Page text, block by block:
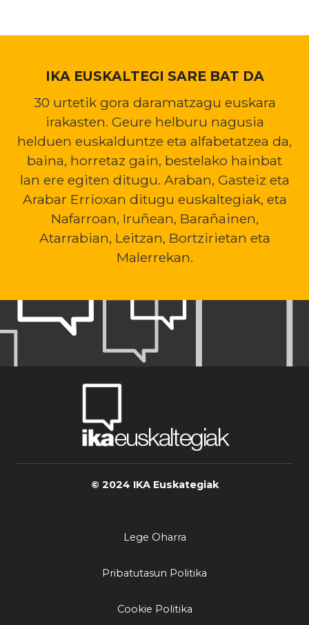
IKA EUSKALTEGI SARE BAT DA
30 urtetik gora daramatzagu euskara
irakasten. Geure helburu nagusia
helduen euskalduntze eta alfabetatzea da,
baina, horretaz gain, bestelako hainbat
lan ere egiten ditugu. Araban, Gasteiz eta
Arabar Errioxan ditugu euskaltegiak, eta
Nafarroan, Iruñean, Barañainen,
Atarrabian, Leitzan, Bortzirietan eta
Malerrekan.
© 2024 IKA Euskategiak
Lege Oharra
Pribatutasun Politika
Cookie Politika